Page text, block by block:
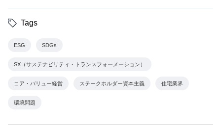
Tags
ESG SDGs
SX（サステナビリティ・トランスフォーメーション）
コア・バリュー経営 ステークホルダー資本主義 住宅業界
環境問題